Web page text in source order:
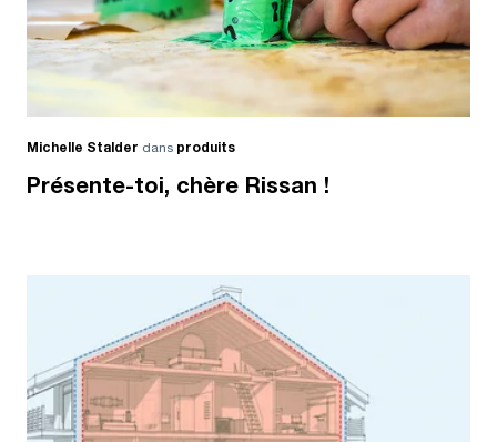
Michelle Stalder dans produits
Présente-toi, chère Rissan !